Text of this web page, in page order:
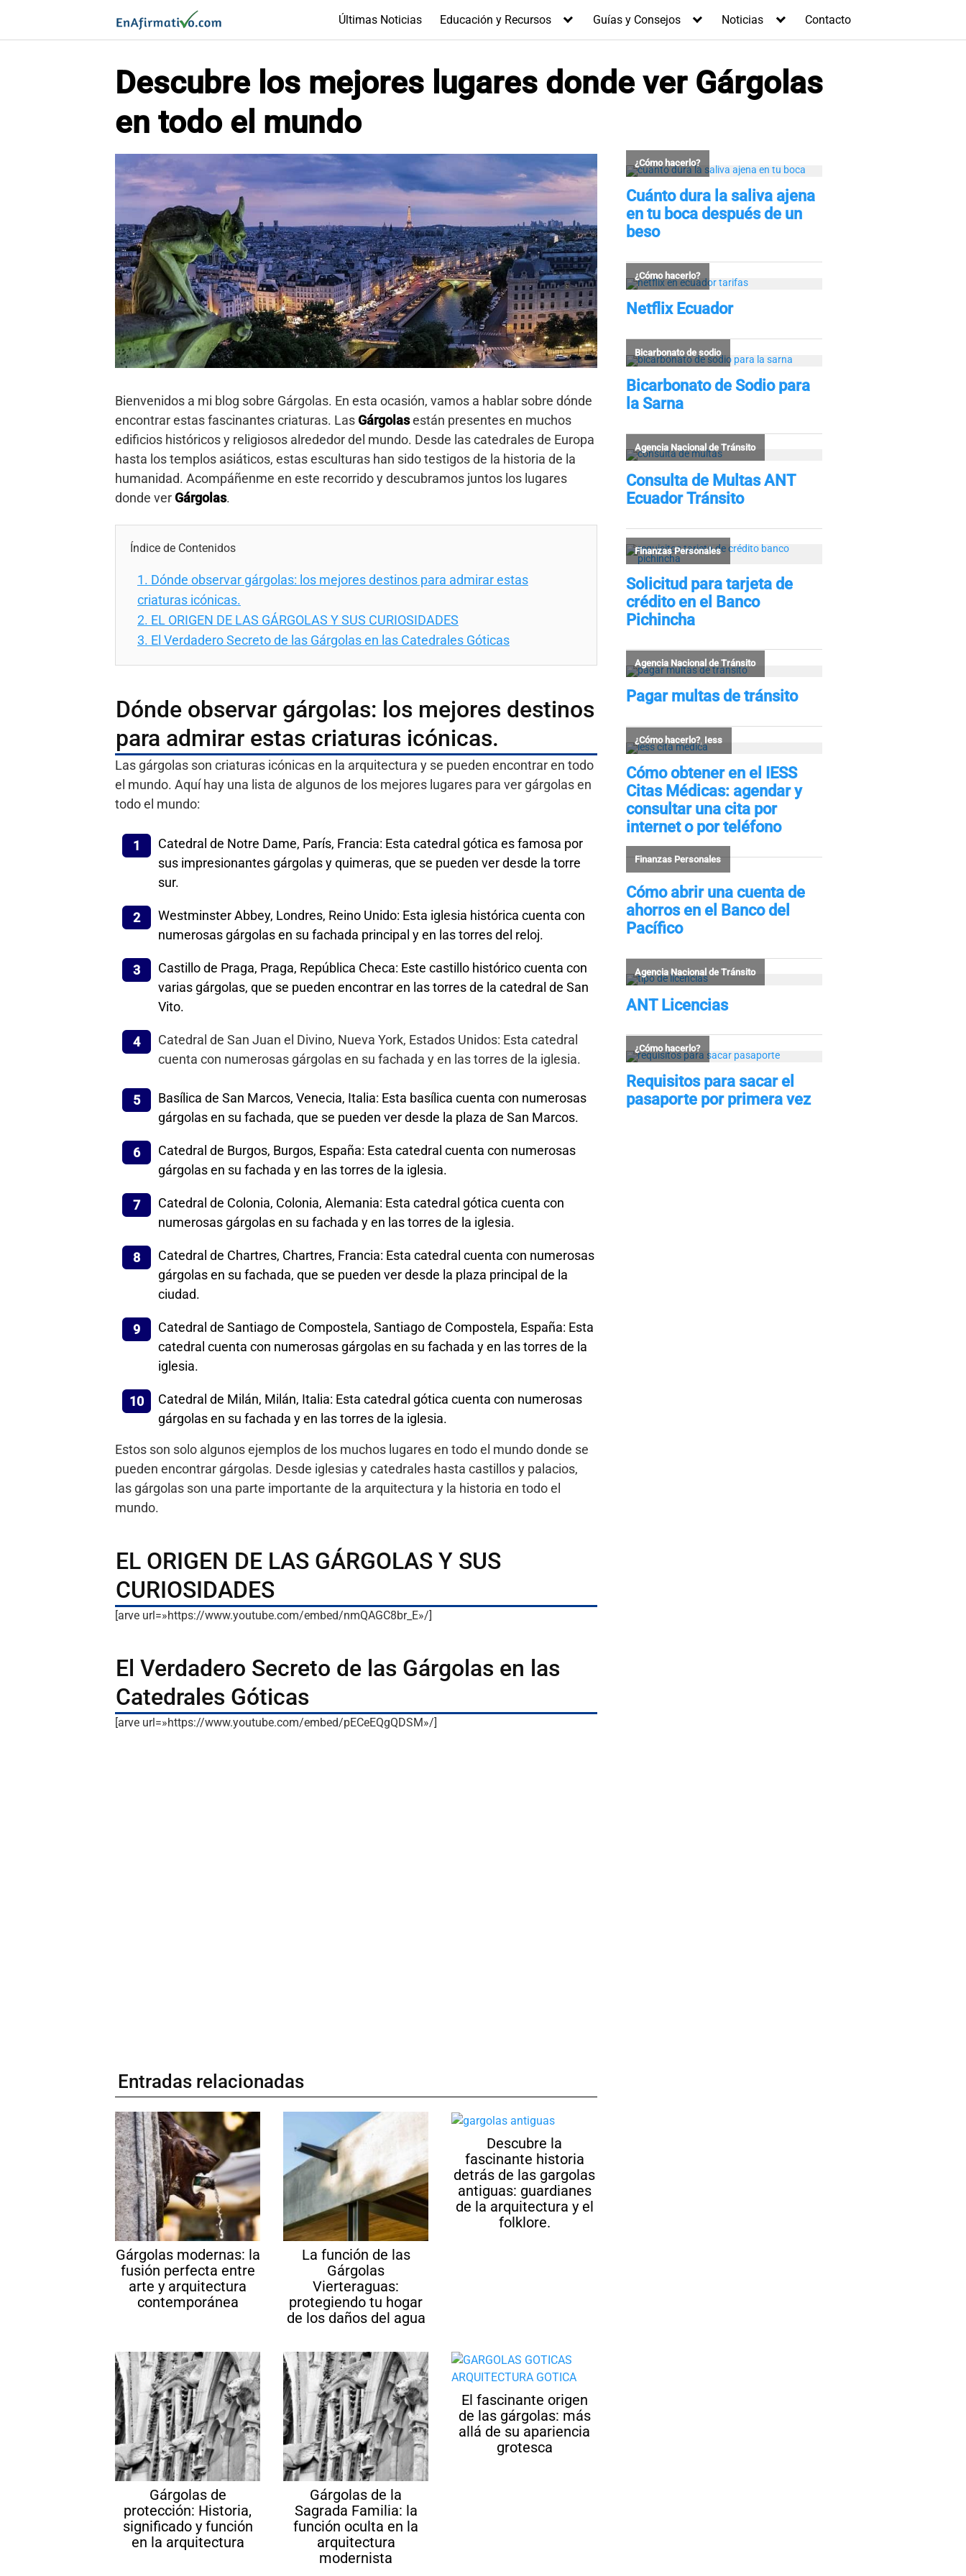
contenido
Últimas Noticias Educación y Recursos Guías y Consejos Noticias Contacto
Descubre los mejores lugares donde ver Gárgolas
en todo el mundo
Bienvenidos a mi blog sobre Gárgolas. En esta ocasión, vamos a hablar sobre dónde
encontrar estas fascinantes criaturas. Las Gárgolasestán presentes en muchos
edificios históricos y religiosos alrededor del mundo. Desde las catedrales de Europa
hasta los templos asiáticos, estas esculturas han sido testigos de la historia de la
humanidad. Acompáñenme en este recorrido y descubramos juntos los lugares
donde ver Gárgolas.
Índice de Contenidos
1. Dónde observar gárgolas: los mejores destinos para admirar estas
criaturas icónicas.
2. EL ORIGEN DE LAS GÁRGOLAS Y SUS CURIOSIDADES
3. El Verdadero Secreto de las Gárgolas en las Catedrales Góticas
Dónde observar gárgolas: los mejores destinos
para admirar estas criaturas icónicas.
Las gárgolas son criaturas icónicas en la arquitectura y se pueden encontrar en todo
el mundo. Aquí hay una lista de algunos de los mejores lugares para ver gárgolas en
todo el mundo:
Catedral de Notre Dame, París, Francia: Esta catedral gótica es famosa por
sus impresionantes gárgolas y quimeras, que se pueden ver desde la torre
sur.
Westminster Abbey, Londres, Reino Unido: Esta iglesia histórica cuenta con
numerosas gárgolas en su fachada principal y en las torres del reloj.
Castillo de Praga, Praga, República Checa: Este castillo histórico cuenta con
varias gárgolas, que se pueden encontrar en las torres de la catedral de San
Vito.
Catedral de San Juan el Divino, Nueva York, Estados Unidos: Esta catedral
cuenta con numerosas gárgolas en su fachada y en las torres de la iglesia.
Basílica de San Marcos, Venecia, Italia: Esta basílica cuenta con numerosas
gárgolas en su fachada, que se pueden ver desde la plaza de San Marcos.
Catedral de Burgos, Burgos, España: Esta catedral cuenta con numerosas
gárgolas en su fachada y en las torres de la iglesia.
Catedral de Colonia, Colonia, Alemania: Esta catedral gótica cuenta con
numerosas gárgolas en su fachada y en las torres de la iglesia.
Catedral de Chartres, Chartres, Francia: Esta catedral cuenta con numerosas
gárgolas en su fachada, que se pueden ver desde la plaza principal de la
ciudad.
Catedral de Santiago de Compostela, Santiago de Compostela, España: Esta
catedral cuenta con numerosas gárgolas en su fachada y en las torres de la
iglesia.
Catedral de Milán, Milán, Italia: Esta catedral gótica cuenta con numerosas
gárgolas en su fachada y en las torres de la iglesia.
Estos son solo algunos ejemplos de los muchos lugares en todo el mundo donde se
pueden encontrar gárgolas. Desde iglesias y catedrales hasta castillos y palacios,
las gárgolas son una parte importante de la arquitectura y la historia en todo el
mundo.
EL ORIGEN DE LAS GÁRGOLAS Y SUS
CURIOSIDADES
[arve url=»https://www.youtube.com/embed/nmQAGC8br_E»/]
El Verdadero Secreto de las Gárgolas en las
Catedrales Góticas
[arve url=»https://www.youtube.com/embed/pECeEQgQDSM»/]
Entradas relacionadas
Gárgolas modernas: la
fusión perfecta entre
arte y arquitectura
contemporánea
La función de las
Gárgolas
Vierteraguas:
protegiendo tu hogar
de los daños del agua
Descubre la
fascinante historia
detrás de las gargolas
antiguas: guardianes
de la arquitectura y el
folklore.
Gárgolas de
protección: Historia,
significado y función
en la arquitectura
Gárgolas de la
Sagrada Familia: la
función oculta en la
arquitectura
modernista
El fascinante origen
de las gárgolas: más
allá de su apariencia
grotesca